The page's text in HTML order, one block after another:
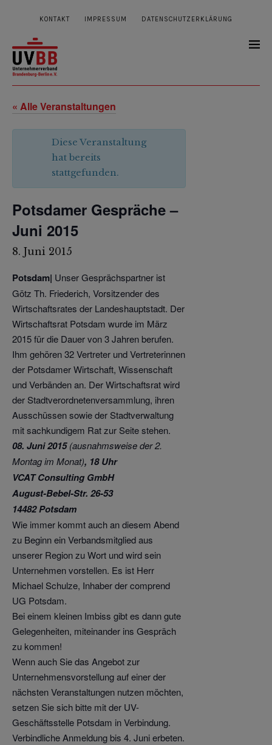
KONTAKT IMPRESSUM DATENSCHUTZERKLÄRUNG
« Alle Veranstaltungen
Diese Veranstaltung
hat bereits
stattgefunden.
Potsdamer Gespräche –
Juni 2015
8. Juni 2015
Potsdam| Unser Gesprächspartner ist
Götz Th. Friederich, Vorsitzender des
Wirtschaftsrates der Landeshauptstadt. Der
Wirtschaftsrat Potsdam wurde im März
2015 für die Dauer von 3 Jahren berufen.
Ihm gehören 32 Vertreter und Vertreterinnen
der Potsdamer Wirtschaft, Wissenschaft
und Verbänden an. Der Wirtschaftsrat wird
der Stadtverordnetenversammlung, ihren
Ausschüssen sowie der Stadtverwaltung
mit sachkundigem Rat zur Seite stehen.
08. Juni 2015(ausnahmsweise der 2.
Montag im Monat), 18 Uhr
VCAT Consulting GmbH
August-Bebel-Str. 26-53
14482 Potsdam
Wie immer kommt auch an diesem Abend
zu Beginn ein Verbandsmitglied aus
unserer Region zu Wort und wird sein
Unternehmen vorstellen. Es ist Herr
Michael Schulze, Inhaber der comprend
UG Potsdam.
Bei einem kleinen Imbiss gibt es dann gute
Gelegenheiten, miteinander ins Gespräch
zu kommen!
Wenn auch Sie das Angebot zur
Unternehmensvorstellung auf einer der
nächsten Veranstaltungen nutzen möchten,
setzen Sie sich bitte mit der UV-
Geschäftsstelle Potsdam in Verbindung.
Verbindliche Anmeldung bis 4. Juni erbeten.